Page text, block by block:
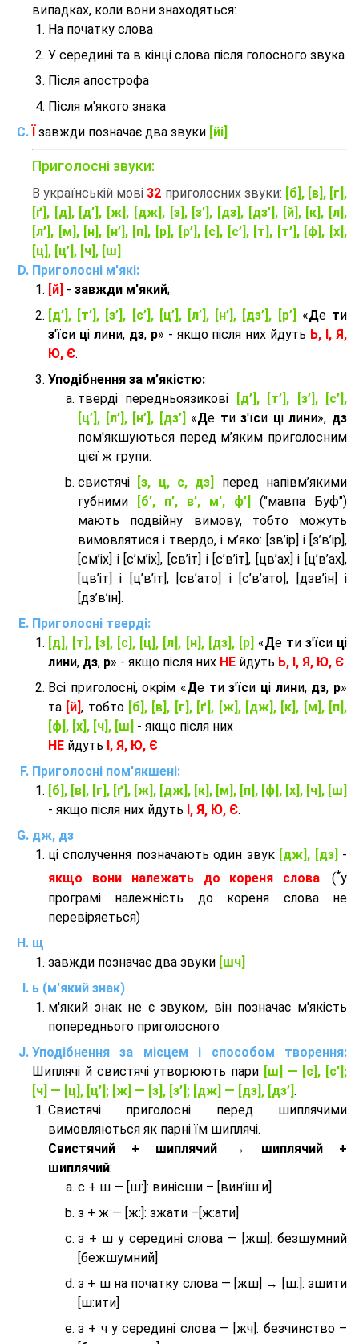
випадках, коли вони знаходяться:
На початку слова
У середині та в кінці слова після голосного звука
Після апострофа
Після м'якого знака
завжди позначає два звуки [йі]
Приголосні звуки:
В українській мові 32 приголосних звуки: [б], [в], [г],
[ґ], [д], [д’], [ж], [дж], [з], [з’], [дз], [дз’], [й], [к], [л],
[л’], [м], [н], [н’], [п], [р], [р’], [с], [с’], [т], [т’], [ф], [х],
[ц], [ц’], [ч], [ш]
Приголосні м'які:
[й] - завжди м'який;
[д’], [т’], [з’], [с’], [ц’], [л’], [н’], [дз’], [р’]
«Де ти
з'їси ці лини, дз, р» - якщо після них йдуть Ь, І, Я,
Ю, Є.
Уподібнення за м’якістю:
тверді передньоязикові
[д’], [т’], [з’], [с’],
[ц’], [л’], [н’], [дз’] «Де тиз'їси цілини», дз
пом'якшуються перед м’яким приголосним
цієї ж групи.
cвистячі
[з, ц, с, дз]
перед напівм’якими
губними
[б’, п’, в’, м’, ф’]
("мавпа Буф")
мають подвійну вимову, тобто можуть
вимовлятися і твердо, і м’яко: [зв’ір] і [з’в’ір],
[см’іх] і [с’м’іх], [св’іт] і [с’в’іт], [цв’ах] і [ц’в’ах],
[цв’іт] і [ц’в’іт], [св’ато] і [с’в’ато], [дзв’iн] і
[дз’в’iн].
Приголосні тверді:
[д], [т], [з], [с], [ц], [л], [н], [дз], [р] «Де ти з'їси ці
лини, дз, р» - якщо після них НЕ йдуть Ь, І, Я, Ю, Є
Всі приголосні, окрім «Де тиз'їси ці лини, дз, р»
та [й], тобто [б], [в], [г], [ґ], [ж], [дж], [к], [м], [п],
[ф], [х], [ч], [ш] - якщо після них
НЕ йдуть І, Я, Ю, Є
Приголосні пом'якшені:
[б], [в], [г], [ґ], [ж], [дж], [к], [м], [п], [ф], [х], [ч], [ш]
- якщо після них йдуть І, Я, Ю, Є.
дж, дз
ці сполучення позначають один звук [дж], [дз] -
якщо вони належать до кореня слова. (*у
програмі належність до кореня слова не
перевіряеться)
щ
завжди позначає два звуки [шч]
ь (м'який знак)
м'який знак не є звуком, він позначає м'якість
попереднього приголосного
Уподібнення за місцем і способом творення:
Шиплячі й свистячі утворюють пари [ш] — [c], [с’];
[ч] — [ц], [ц’]; [ж] — [з], [з’]; [дж] — [дз], [дз’] .
Свистячі приголосні перед шиплячими
вимовляються як парні їм шиплячі.
Cвистячий + шиплячий → шиплячий +
шиплячий:
с + ш — [ш:]: винісши – [вин’іш:и]
з + ж — [ж:]: зжати –[ж:ати]
з + ш у середині слова — [жш]: безшумний
[бежшумний]
з + ш на початку слова — [жш] → [ш:]: зшити
[ш:ити]
з + ч у середині слова — [жч]: безчинство –